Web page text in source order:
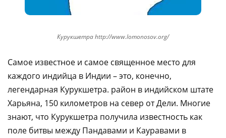
Курукшетра http://www.lomonosov.org/
Самое известное и самое священное место для
каждого индийца в Индии – это, конечно,
легендарная Курукшетра. район в индийском штате
Харьяна, 150 километров на север от Дели. Многие
знают, что Курукшетра получила известность как
поле битвы между Пандавами и Кауравами в